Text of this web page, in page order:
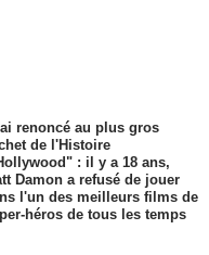
renoncé au plus gros
de l'Histoire
: il y a 18 ans,
Damon a refusé de jouer
l'un des meilleurs films de
héros de tous les temps